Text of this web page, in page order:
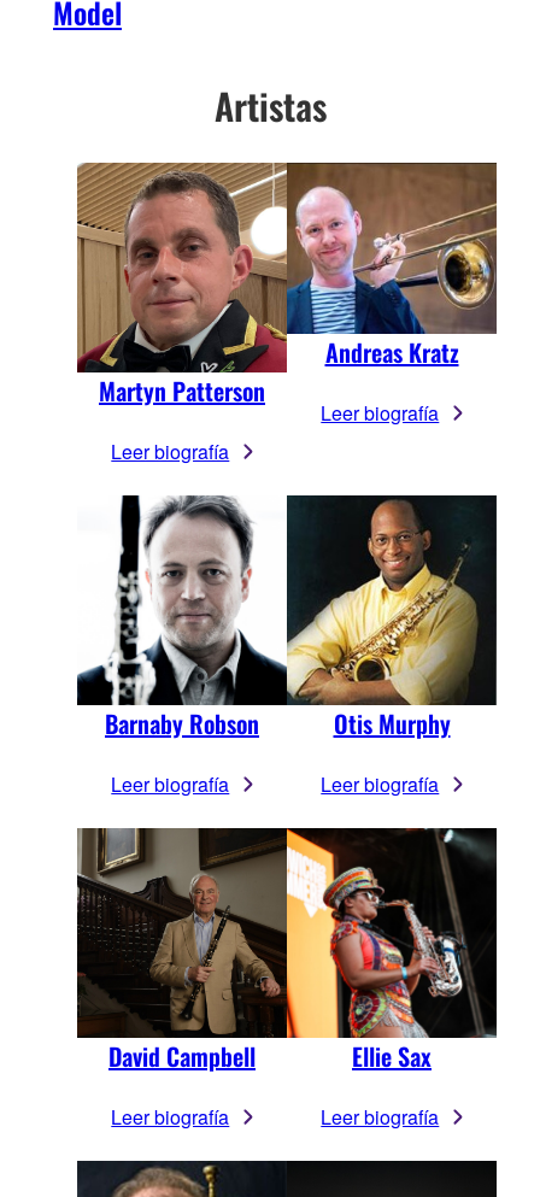
Model
Artistas
Martyn Patterson
Leer biografía
Andreas Kratz
Leer biografía
Barnaby Robson
Leer biografía
Otis Murphy
Leer biografía
David Campbell
Leer biografía
Ellie Sax
Leer biografía